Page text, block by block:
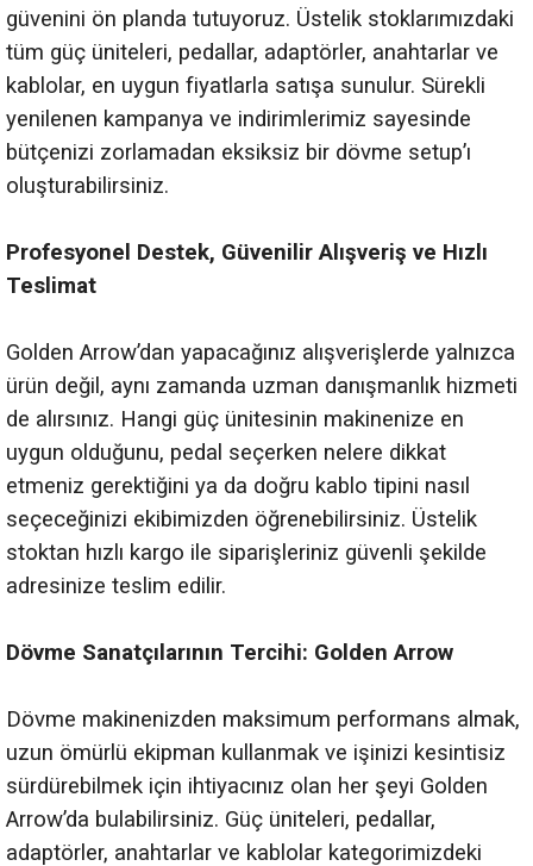
güvenini ön planda tutuyoruz. Üstelik stoklarımızdaki
tüm güç üniteleri, pedallar, adaptörler, anahtarlar ve
kablolar, en uygun fiyatlarla satışa sunulur. Sürekli
yenilenen kampanya ve indirimlerimiz sayesinde
bütçenizi zorlamadan eksiksiz bir dövme setup’ı
oluşturabilirsiniz.
Profesyonel Destek, Güvenilir Alışveriş ve Hızlı
Teslimat
Golden Arrow’dan yapacağınız alışverişlerde yalnızca
ürün değil, aynı zamanda uzman danışmanlık hizmeti
de alırsınız. Hangi güç ünitesinin makinenize en
uygun olduğunu, pedal seçerken nelere dikkat
etmeniz gerektiğini ya da doğru kablo tipini nasıl
seçeceğinizi ekibimizden öğrenebilirsiniz. Üstelik
stoktan hızlı kargo ile siparişleriniz güvenli şekilde
adresinize teslim edilir.
Dövme Sanatçılarının Tercihi: Golden Arrow
Dövme makinenizden maksimum performans almak,
uzun ömürlü ekipman kullanmak ve işinizi kesintisiz
sürdürebilmek için ihtiyacınız olan her şeyi Golden
Arrow’da bulabilirsiniz. Güç üniteleri, pedallar,
adaptörler, anahtarlar ve kablolar kategorimizdeki